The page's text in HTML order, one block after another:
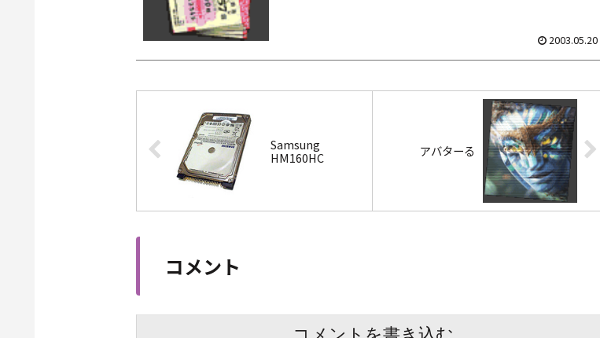
2003.05.20
Samsung
HM160HC
アバターる
コメント